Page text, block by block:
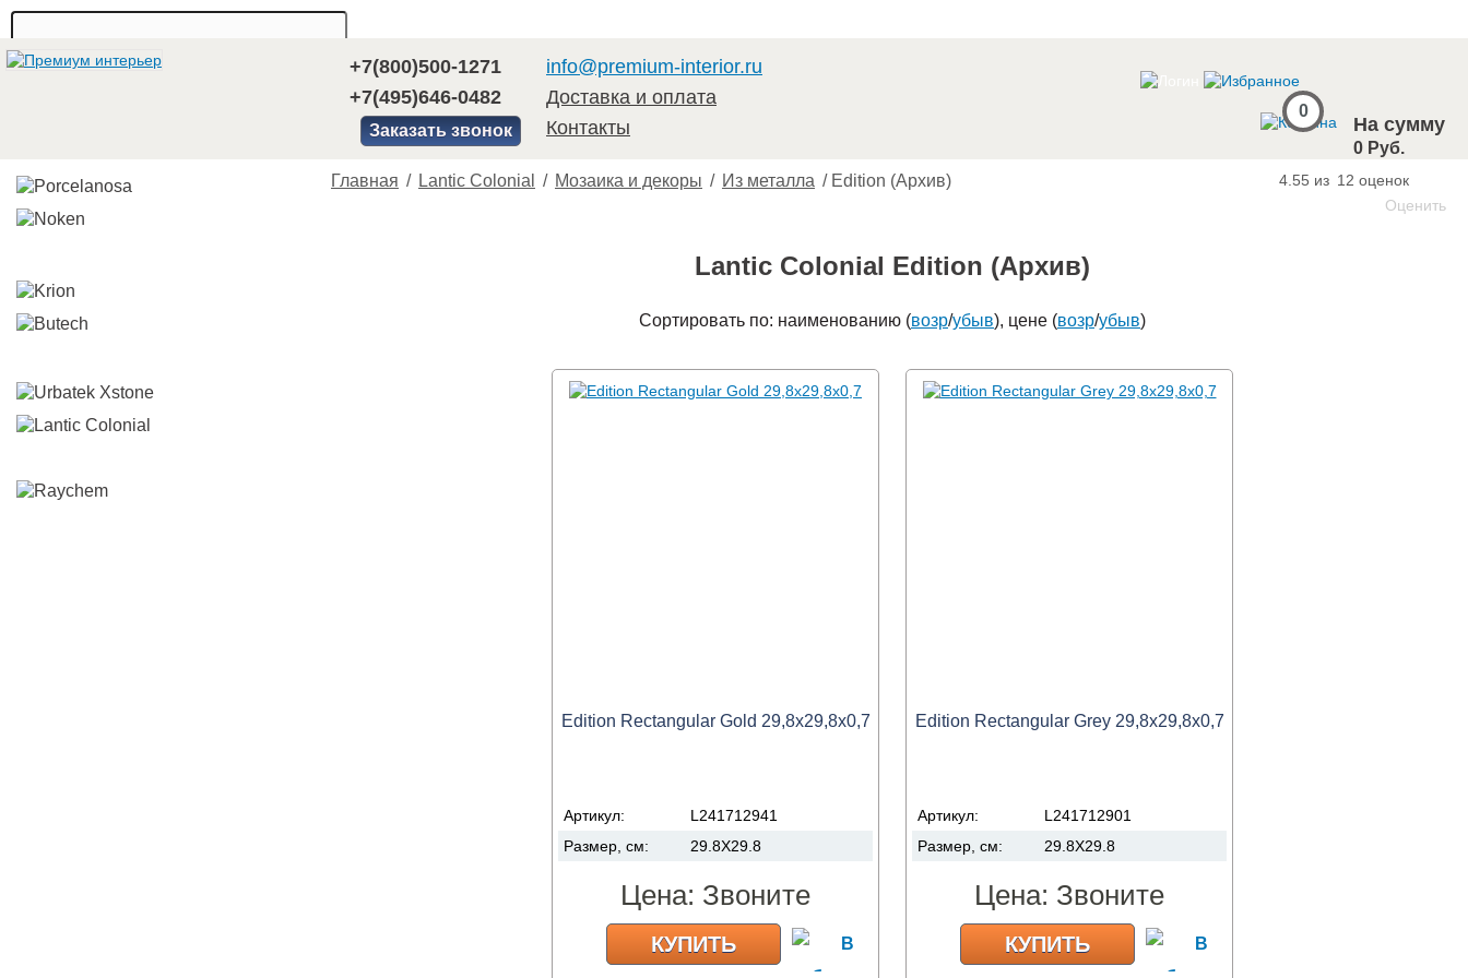
+7(800)500-1271
+7(495)646-0482
Заказать звонок
info@premium-interior.ru
Доставка и оплата
Контакты
0
На сумму
0 Руб.
Главная / Lantic Colonial / Мозаика и декоры / Из металла / Edition (Архив) 4.55 из 12 оценок
Оценить
Lantic Colonial Edition (Архив)
Сортировать по: наименованию (возр/убыв), цене (возр/убыв)
Edition Rectangular Gold 29,8x29,8x0,7
Артикул:
L241712941
Размер, см:
29.8X29.8
Цена: Звоните
КУПИТЬ
Edition Rectangular Grey 29,8x29,8x0,7
Артикул:
L241712901
Размер, см:
29.8X29.8
Цена: Звоните
КУПИТЬ